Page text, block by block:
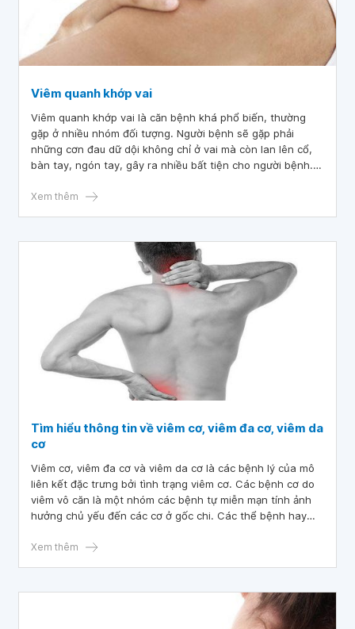
Viêm quanh khớp vai
Viêm quanh khớp vai là căn bệnh khá phổ biến, thường
gặp ở nhiều nhóm đối tượng. Người bệnh sẽ gặp phải
những cơn đau dữ dội không chỉ ở vai mà còn lan lên cổ,
bàn tay, ngón tay, gây ra nhiều bất tiện cho người bệnh.
sao?
Xem thêm
Tìm hiểu thông tin về viêm cơ, viêm đa cơ, viêm da
cơ
Viêm cơ, viêm đa cơ và viêm da cơ là các bệnh lý của mô
liên kết đặc trưng bởi tình trạng viêm cơ. Các bệnh cơ do
viêm vô căn là một nhóm các bệnh tự miễn mạn tính ảnh
hưởng chủ yếu đến các cơ ở gốc chi. Các thể bệnh hay
tử và viêm cơ thể vùi lẻ tẻ.
Xem thêm